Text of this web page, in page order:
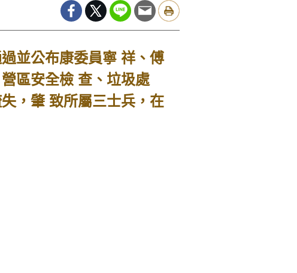
並公布康委員寧 祥、傅
區安全檢 查、垃圾處
，肇 致所屬三士兵，在